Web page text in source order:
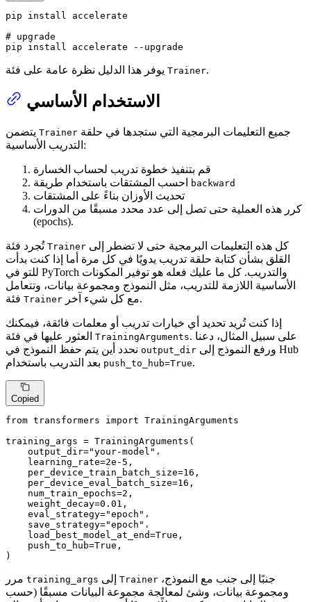
pip install accelerate
# upgrade
pip install accelerate --upgrade
Trainer.
الاستخدام الأساسي
Trainer
التدريب الأساسية:
قم بتنفيذ خطوة تدريب لحساب الخسارة
backward
تحديث الأوزان بناءً على المشتقات
كرر هذه العملية حتى تصل إلى عدد محدد مسبقًا من الدورات
(epochs).
تُجرد فئة Trainer
القلق بشأن كتابة حلقة تدريب يدويًا في كل مرة أما إذا كنت بدأت
للتو في PyTorch والتدريب. كل ما عليك فعله هو توفير المكونات
الأساسية اللازمة للتدريب، مثل النموذج ومجموعة بيانات، وتتعامل
Trainer مع كل شيء آخر.
إذا كنت تُريد تحديد أي خيارات تدريب أو معلمات فائقة، فيمكنك
TrainingArguments. على سبيل المثال، دعنا
output_dir
push_to_hub=True.
Copied
from transformers import TrainingArguments
training_args = TrainingArguments(
    output_dir=
"your-model" ،
    learning_rate=
2e-5 ,
    per_device_train_batch_size=
16 ,
    per_device_eval_batch_size=
16 ,
    num_train_epochs=
2 ,
    weight_decay=
0.01 ,
    eval_strategy=
"epoch" ،
    save_strategy=
"epoch" ،
    load_best_model_at_end=
True ,
    push_to_hub=
True ,
)
training_args Trainer
ومجموعة بيانات، وشئ لمعالجة مجموعة البيانات مسبقًا (حسب